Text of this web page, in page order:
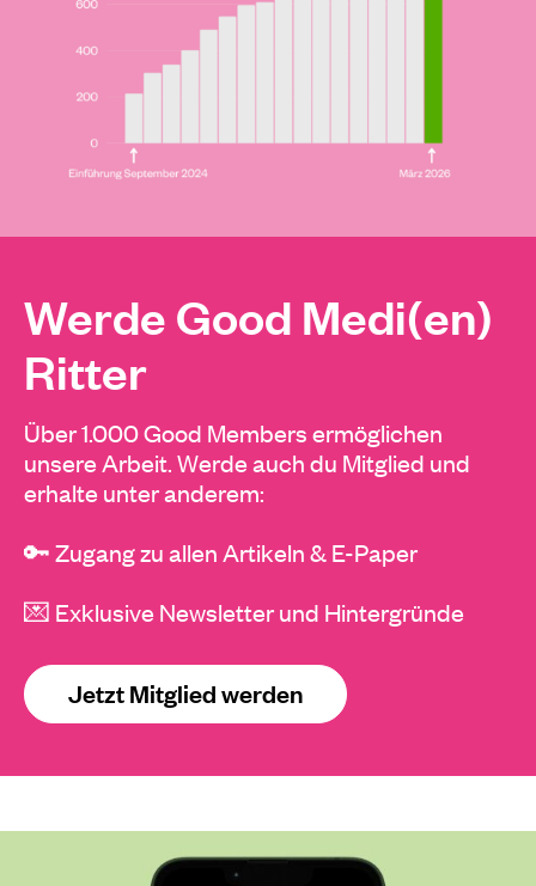
Werde Good Medi(en)
Ritter
Über 1.000 Good Members ermöglichen
unsere Arbeit. Werde auch du Mitglied und
erhalte unter anderem:
🔑 Zugang zu allen Artikeln & E-Paper
💌 Exklusive Newsletter und Hintergründe
Jetzt Mitglied werden